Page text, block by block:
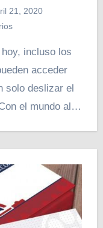
21, 2020
acceder
solo deslizar el
el mundo al…